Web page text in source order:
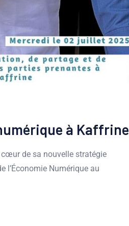
à Kaffrine
cœur de sa nouvelle stratégie
l’Économie Numérique au